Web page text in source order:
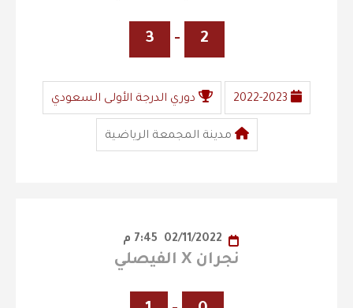
2
-
3
2022-2023 دوري الدرجة الأولى السعودي
مدينة المجمعة الرياضية
نجران X الفيصلي